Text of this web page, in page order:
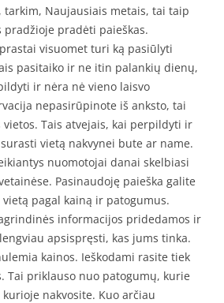
Naujausiais metais, tai taip
pradėti paieškas.
visuomet turi ką pasiūlyti
pasitaiko ir ne itin palankių dienų,
ir nėra nė vieno laisvo
nepasirūpinote iš anksto, tai
Tais atvejais, kai perpildyti ir
vietą nakvynei bute ar name.
nuomotojai danai skelbiasi
Pasinaudoję paieška galite
pagal kainą ir patogumus.
informacijos pridedamos ir
apsispręsti, kas jums tinka.
kainos. Ieškodami rasite tiek
Tai priklauso nuo patogumų, kurie
nakvosite. Kuo arčiau